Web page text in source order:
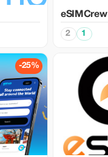
eSIMCrew
2 1
-25%